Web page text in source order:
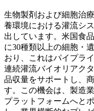
生物製剤および細胞治
養環境における灌流シ
出しています。米国食
に30種類以上の細胞・
おり、これはパイプラ
連続灌流バイオリアク
品収量をサポートし、
す。この機会は、製造
プラットフォームへと